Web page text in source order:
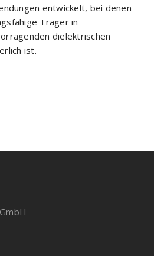
entwickelt, bei denen
Träger in
dielektrischen
ist.